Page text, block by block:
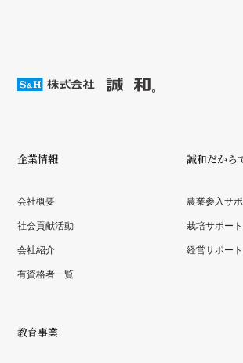
企業情報
会社概要
社会貢献活動
会社紹介
有資格者一覧
誠和だから
農業参入サ
栽培サポート
経営サポート
教育事業